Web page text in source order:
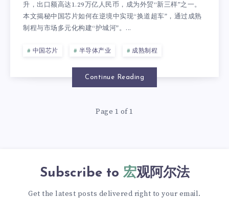
升，出口额高达1.29万亿人民币，成为外贸“新三样”之一。
本文揭秘中国芯片如何在逆境中实现“换道超车”，通过成熟
制程与市场多元化构建“护城河”。...
中国芯片 半导体产业 成熟制程
Continue Reading
Page 1 of 1
Subscribe to 宏观阿尔法
Get the latest posts delivered right to your email.